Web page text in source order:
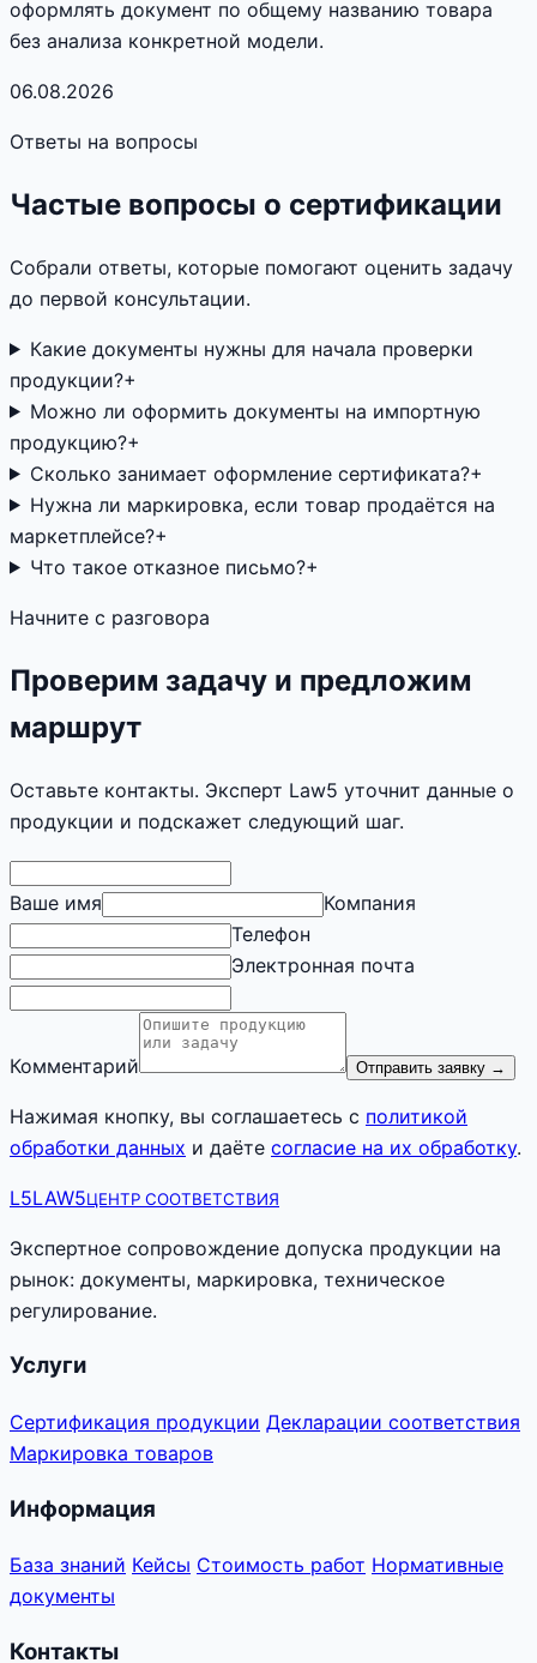
оформлять документ по общему названию товара
без анализа конкретной модели.
06.08.2026
Ответы на вопросы
Частые вопросы о сертификации
Собрали ответы, которые помогают оценить задачу
до первой консультации.
Какие документы нужны для начала проверки
продукции?+
Можно ли оформить документы на импортную
продукцию?+
Сколько занимает оформление сертификата?+
Нужна ли маркировка, если товар продаётся на
маркетплейсе?+
Что такое отказное письмо?+
Начните с разговора
Проверим задачу и предложим
маршрут
Оставьте контакты. Эксперт Law5 уточнит данные о
продукции и подскажет следующий шаг.
Ваше имя
Компания
Телефон
Электронная почта
Комментарий Отправить заявку →
Нажимая кнопку, вы соглашаетесь с политикой
обработки данных и даёте согласие на их обработку.
L5LAW5ЦЕНТР СООТВЕТСТВИЯ
Экспертное сопровождение допуска продукции на
рынок: документы, маркировка, техническое
регулирование.
Услуги
Сертификация продукции Декларации соответствия
Маркировка товаров
Информация
База знаний Кейсы Стоимость работ Нормативные
документы
Контакты